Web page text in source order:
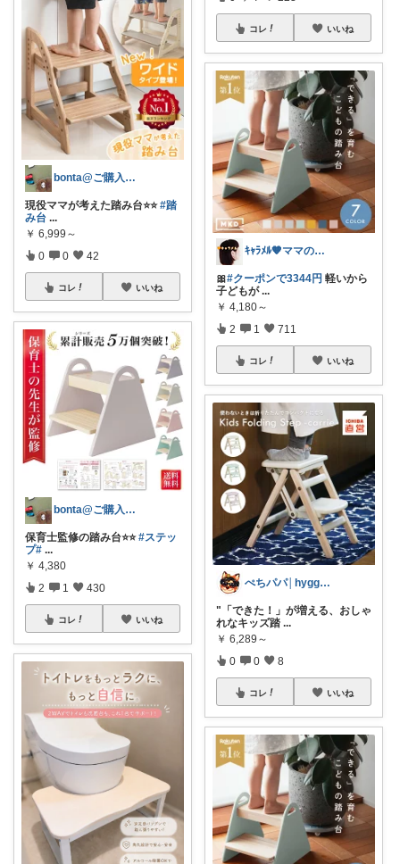
bonta@ご購入感謝です⭐️
現役ママが考えた踏み台⭐️⭐️#踏
み台 ...
￥ 6,999～
0 0 42
コレ いいね
bonta@ご購入感謝です⭐️
保育士監修の踏み台⭐️⭐️#ステッ
プ# ...
￥ 4,380
2 1 430
コレ いいね
コレ いいね
ｷｬﾗﾒﾙ🧡ママのかわいい×ラク育児✼
🎀#クーポンで3344円 軽いから
子どもが ...
￥ 4,180～
2 1 711
コレ いいね
ぺちパパ│hyggeな心意気を大切に🌿
"「できた！」が増える、おしゃ
れなキッズ踏 ...
￥ 6,289～
0 0 8
コレ いいね